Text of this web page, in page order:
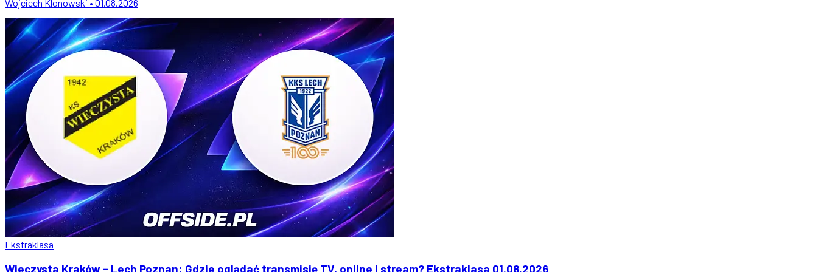
Wojciech Klonowski • 01.08.2026
Ekstraklasa
Wieczysta Kraków - Lech Poznan: Gdzie oglądać transmisję TV, online i stream? Ekstraklasa 01.08.2026